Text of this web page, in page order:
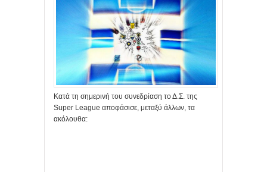
Κατά τη σημερινή του συνεδρίαση το Δ.Σ. της
Super League αποφάσισε, μεταξύ άλλων, τα
ακόλουθα: